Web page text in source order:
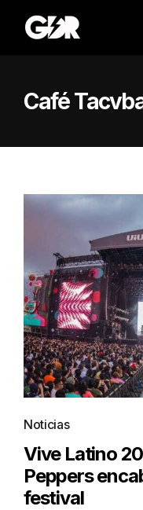
Café
Noticias
Vive Latino
Peppers
festival